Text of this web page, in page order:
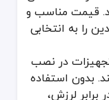
مشخصات فنی
قیمت مناسب و
را به انتخابی
در نصب
بدون استفاده
لرزش،